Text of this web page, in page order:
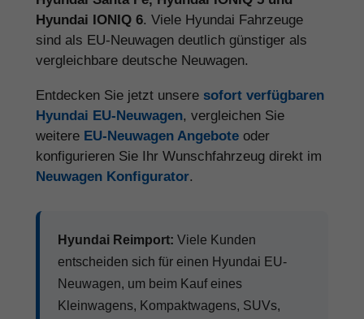
Hyundai IONIQ 6. Viele Hyundai Fahrzeuge
sind als EU-Neuwagen deutlich günstiger als
vergleichbare deutsche Neuwagen.
Entdecken Sie jetzt unsere sofort verfügbaren
Hyundai EU-Neuwagen, vergleichen Sie
weitere EU-Neuwagen Angebote oder
konfigurieren Sie Ihr Wunschfahrzeug direkt im
Neuwagen Konfigurator.
Hyundai Reimport: Viele Kunden
entscheiden sich für einen Hyundai EU-
Neuwagen, um beim Kauf eines
Kleinwagens, Kompaktwagens, SUVs,